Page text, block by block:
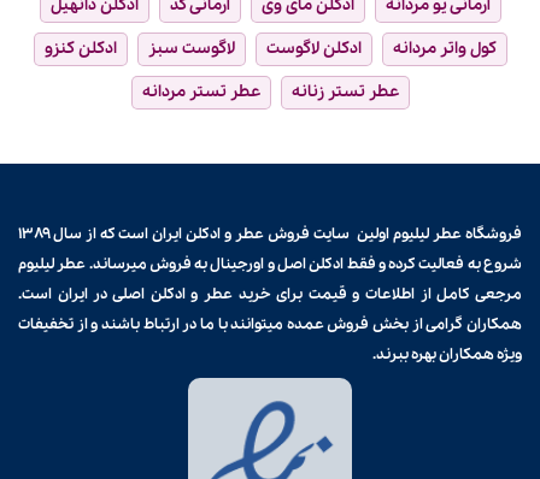
آرمانی یو مردانه
ادکلن مای وی آرمانی کد
ادکلن دانهیل
کول واتر مردانه
ادکلن لاگوست لاگوست سبز
ادکلن کنزو
عطر تستر زنانه
عطر تستر مردانه
فروشگاه عطر لیلیوم اولین سایت فروشعطر و ادکلن
ایران است که از سال ۱۳۸۹
شروع به فعالیت کرده و فقط ادکلن اصل و اورجینال به فروش میرساند. عطر لیلیوم
مرجعی کامل از اطلاعات و قیمت برایخرید عطر و ادکلن اصلی در ایران است.
همکاران گرامی از بخش فروش عمده میتوانند با ما در ارتباط باشند و از تخفیفات
ویژه همکاران بهره ببرند.